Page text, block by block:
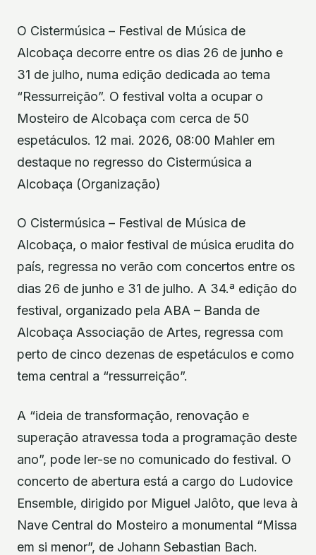
O Cistermúsica – Festival de Música de
Alcobaça decorre entre os dias 26 de junho e
31 de julho, numa edição dedicada ao tema
“Ressurreição”. O festival volta a ocupar o
Mosteiro de Alcobaça com cerca de 50
espetáculos. 12 mai. 2026, 08:00 Mahler em
destaque no regresso do Cistermúsica a
Alcobaça (Organização)
O Cistermúsica – Festival de Música de
Alcobaça, o maior festival de música erudita do
país, regressa no verão com concertos entre os
dias 26 de junho e 31 de julho. A 34.ª edição do
festival, organizado pela ABA – Banda de
Alcobaça Associação de Artes, regressa com
perto de cinco dezenas de espetáculos e como
tema central a “ressurreição”.
A “ideia de transformação, renovação e
superação atravessa toda a programação deste
ano”, pode ler-se no comunicado do festival. O
concerto de abertura está a cargo do Ludovice
Ensemble, dirigido por Miguel Jalôto, que leva à
Nave Central do Mosteiro a monumental “Missa
em si menor”, de Johann Sebastian Bach.